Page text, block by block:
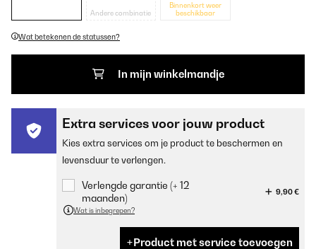
Andere combinatie
Binnenkort weer
beschikbaar
Wat betekenen de statussen?
In mijn winkelmandje
Extra services voor jouw product
Kies extra services om je product te beschermen en
levensduur te verlengen.
Verlengde garantie (+ 12
maanden)
9,90 €
Wat is inbegrepen?
Product met service toevoegen